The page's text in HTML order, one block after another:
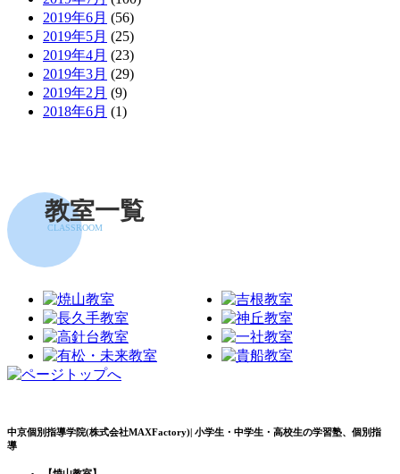
2019年6月 (56)
2019年5月 (25)
2019年4月 (23)
2019年3月 (29)
2019年2月 (9)
2018年6月 (1)
教室一覧
CLASSROOM
中京個別指導学院(株式会社MAXFactory)| 小学生・中学生・高校生の学習塾、個別指
導